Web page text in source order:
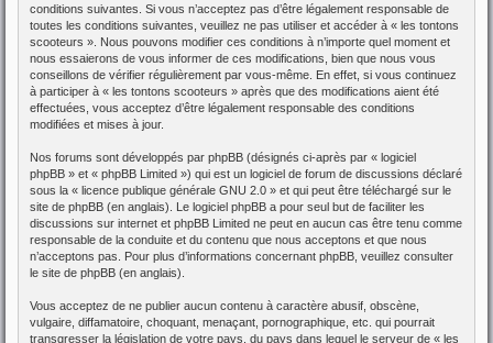
conditions suivantes. Si vous n’acceptez pas d’être légalement responsable de
toutes les conditions suivantes, veuillez ne pas utiliser et accéder à « les tontons
scooteurs ». Nous pouvons modifier ces conditions à n’importe quel moment et
nous essaierons de vous informer de ces modifications, bien que nous vous
conseillons de vérifier régulièrement par vous-même. En effet, si vous continuez
à participer à « les tontons scooteurs » après que des modifications aient été
effectuées, vous acceptez d’être légalement responsable des conditions
modifiées et mises à jour.
Nos forums sont développés par phpBB (désignés ci-après par « logiciel
phpBB » et « phpBB Limited ») qui est un logiciel de forum de discussions déclaré
sous la « licence publique générale GNU 2.0 » et qui peut être téléchargé sur le
site de phpBB (en anglais). Le logiciel phpBB a pour seul but de faciliter les
discussions sur internet et phpBB Limited ne peut en aucun cas être tenu comme
responsable de la conduite et du contenu que nous acceptons et que nous
n’acceptons pas. Pour plus d’informations concernant phpBB, veuillez consulter
le site de phpBB (en anglais).
Vous acceptez de ne publier aucun contenu à caractère abusif, obscène,
vulgaire, diffamatoire, choquant, menaçant, pornographique, etc. qui pourrait
transgresser la législation de votre pays, du pays dans lequel le serveur de « les